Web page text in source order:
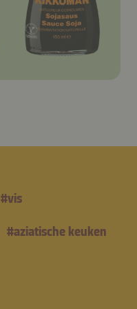
#vis
#aziatische keuken